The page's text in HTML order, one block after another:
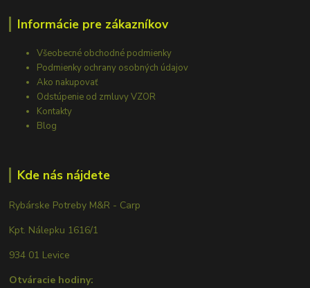
Informácie pre zákazníkov
Všeobecné obchodné podmienky
Podmienky ochrany osobných údajov
Ako nakupovať
Odstúpenie od zmluvy VZOR
Kontakty
Blog
Kde nás nájdete
Rybárske Potreby M&R - Carp
Kpt. Nálepku 1616/1
934 01 Levice
Otváracie hodiny: